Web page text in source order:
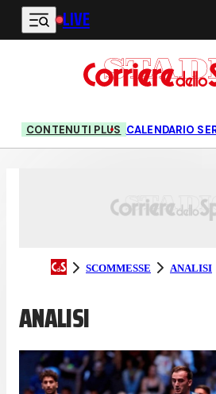
Vai al contenuto principale
LIVE
CONTENUTI PLUS CALENDARIO
SCOMMESSE ANALISI
ANALISI